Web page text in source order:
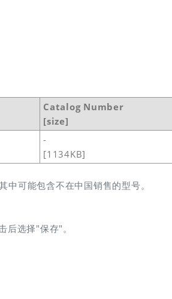
中可能包含不在中国销售的型号。
后选择"保存"。
Catalog Number
[size]
-
[1134KB]